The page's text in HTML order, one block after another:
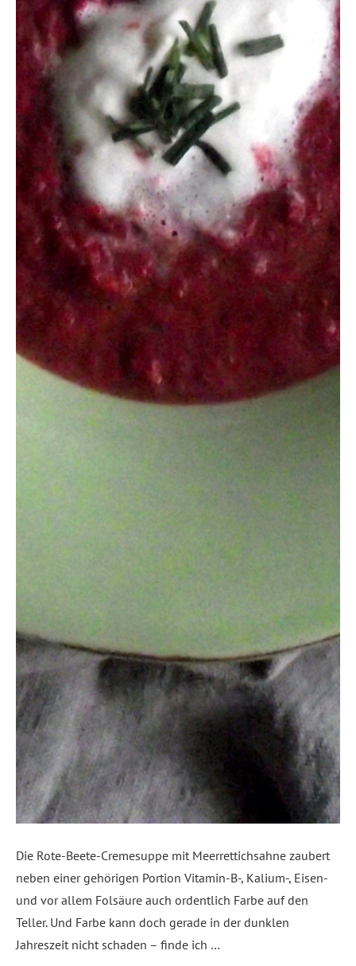
Die Rote-Beete-Cremesuppe mit Meerrettichsahne zaubert
neben einer gehörigen Portion Vitamin-B-, Kalium-, Eisen-
und vor allem Folsäure auch ordentlich Farbe auf den
Teller. Und Farbe kann doch gerade in der dunklen
Jahreszeit nicht schaden – finde ich …